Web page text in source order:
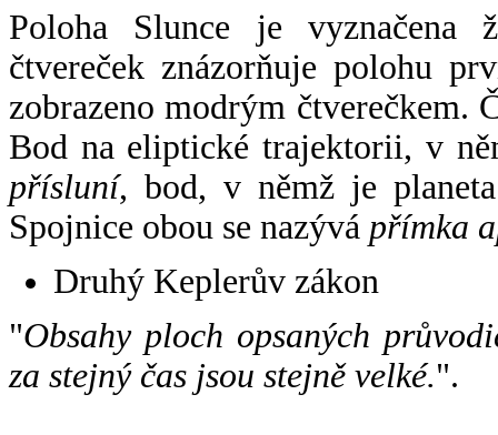
Poloha Slunce je vyznačena
čtvereček znázorňuje polohu
zobrazeno modrým čtverečkem.
Bod na eliptické trajektorii, v
přísluní, bod, v němž je
Spojnice obou se nazývá přímka
Druhý Keplerův zákon
"Obsahy ploch opsaných
za stejný čas jsou stejně velké.".